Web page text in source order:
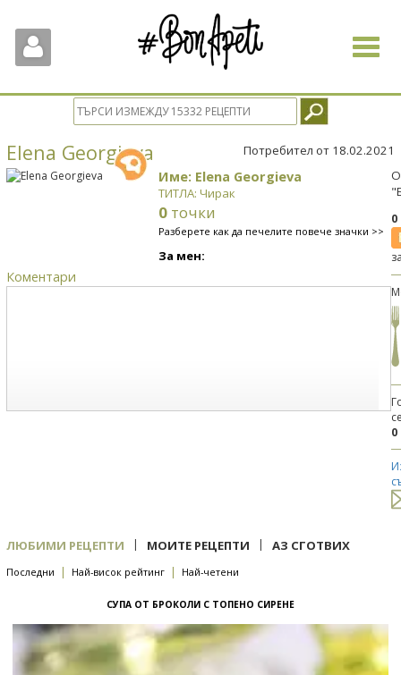
Toggle
Elena Georgieva Потребител от 18.02.2021
Име: Elena Georgieva
ТИТЛА: Чирак
0 точки
Разберете как да печелите повече значки >>
За мен:
Коментари
0
ЛЮБИМИ РЕЦЕПТИ | МОИТЕ РЕЦЕПТИ | АЗ СГОТВИХ
Последни | Най-висок рейтинг | Най-четени
СУПА ОТ БРОКОЛИ С ТОПЕНО СИРЕНЕ